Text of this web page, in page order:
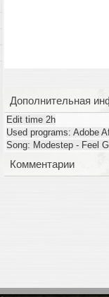
Дополнительная
Edit time 2h
Used programs: Adobe
Song: Modestep - Feel
Комментарии